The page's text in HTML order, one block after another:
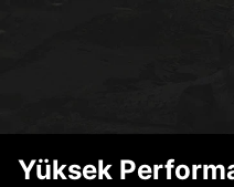
Yüksek